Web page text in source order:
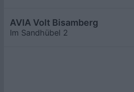
AVIA Volt Bisamberg
Im Sandhübel 2